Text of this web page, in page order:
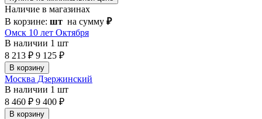
Наличие в магазинах
В корзине: шт на сумму ₽
Омск 10 лет Октября
В наличии 1 шт
8 213 ₽ 9 125 ₽
В корзину
Москва Дзержинский
В наличии 1 шт
8 460 ₽ 9 400 ₽
В корзину